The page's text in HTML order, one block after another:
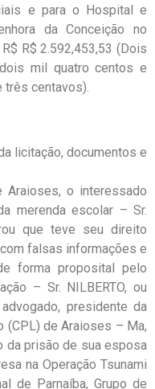
e para o Hospital e
da Conceição no
R$ 2.592,453,53 (Dois
mil quatro centos e
três centavos).
licitação, documentos e
o interessado
merenda escolar – Sr.
que teve seu direito
falsas informações e
forma proposital pelo
– Sr. NILBERTO, ou
presidente da
(CPL) de Araioses – Ma,
da prisão de sua esposa
na Operação Tsunami
de Parnaíba, Grupo de